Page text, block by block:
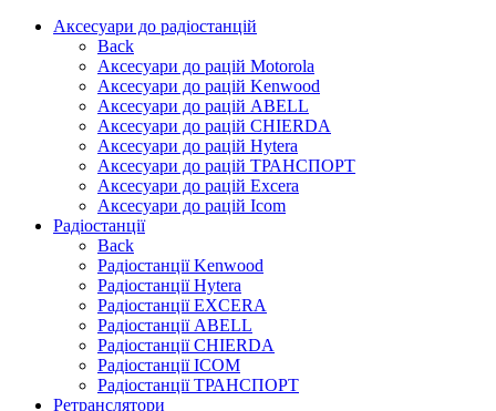
Аксесуари до радіостанцій
Back
Аксесуари до рацій Motorola
Аксесуари до рацій Kenwood
Аксесуари до рацій ABELL
Аксесуари до рацій CHIERDA
Аксесуари до рацій Hytera
Аксесуари до рацій ТРАНСПОРТ
Аксесуари до рацій Excera
Аксесуари до рацій Icom
Радіостанції
Back
Радіостанції Kenwood
Радіостанції Hytera
Радіостанції EXCERA
Радіостанції ABELL
Радіостанції CHIERDA
Радіостанції ICOM
Радіостанції ТРАНСПОРТ
Ретранслятори